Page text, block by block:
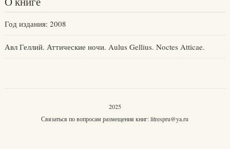
Год издания: 2008
Авл Геллий. Аттические ночи. Aulus Gellius. Noctes Atticae.
2025
Связаться по вопросам размещения книг:litrespru@ya.ru